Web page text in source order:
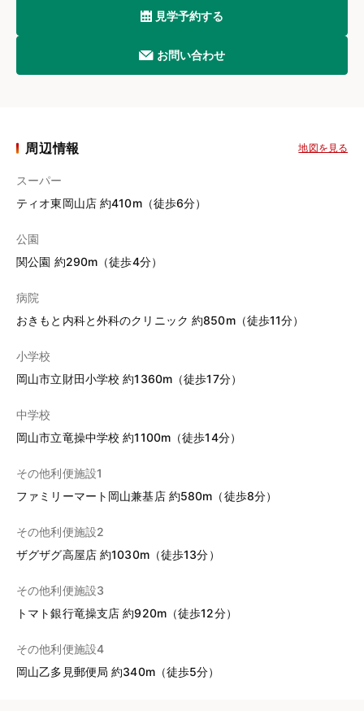
見学予約する
お問い合わせ
周辺情報 地図を見る
スーパー
ティオ東岡山店 約410m（徒歩6分）
公園
関公園 約290m（徒歩4分）
病院
おきもと内科と外科のクリニック 約850m（徒歩11分）
小学校
岡山市立財田小学校 約1360m（徒歩17分）
中学校
岡山市立竜操中学校 約1100m（徒歩14分）
その他利便施設1
ファミリーマート岡山兼基店 約580m（徒歩8分）
その他利便施設2
ザグザグ高屋店 約1030m（徒歩13分）
その他利便施設3
トマト銀行竜操支店 約920m（徒歩12分）
その他利便施設4
岡山乙多見郵便局 約340m（徒歩5分）